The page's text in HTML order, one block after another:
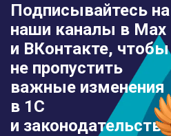
Подписывайтесь на
наши каналы в Max
и ВКонтакте, чтобы
не пропустить
важные изменения
в 1С
и законодательстве